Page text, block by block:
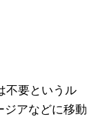
不要というル
ジアなどに移動